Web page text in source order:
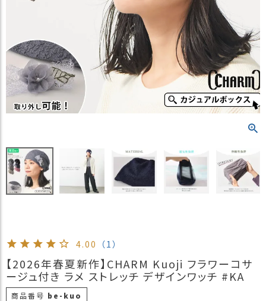
テ
リ
閲
買
い
物
か
商
品
ラ
4.00 （1）
【2026年春夏新作】CHARM Kuoji フラワーコサ
ージュ付き ラメ ストレッチ デザインワッチ #KA
商品番号 be-kuo